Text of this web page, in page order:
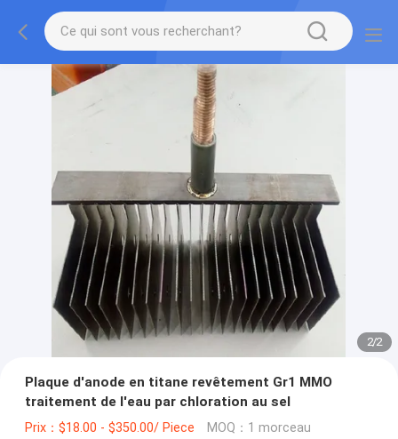
2/2
Plaque d'anode en titane revêtement Gr1 MMO
traitement de l'eau par chloration au sel
Prix：$18.00 - $350.00/ Piece MOQ：1 morceau